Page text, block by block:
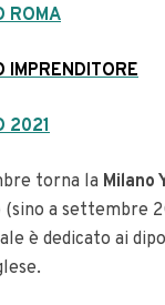
ROMA
IMPRENDITORE
2021
torna la Milano
a settembre
è dedicato ai